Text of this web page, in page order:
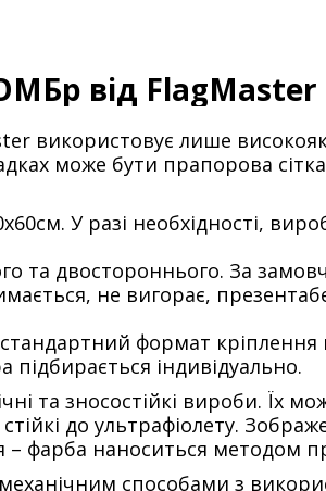
від FlagMaster
використовує лише
може бути прапорова
У разі необхідності,
та двостороннього. За
не вигорає,
формат
підбирається індивідуально.
та зносостійкі вироби. Їх
до ультрафіолету.
фарба наноситься методом
способами з